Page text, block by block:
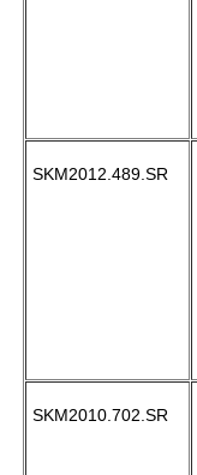
SKM2012.489.SR
SKM2010.702.SR